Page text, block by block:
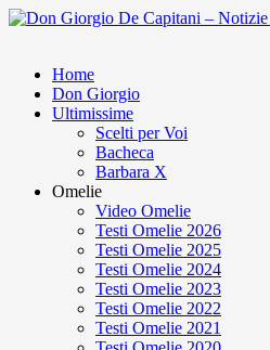
Home
Don Giorgio
Ultimissime
Scelti per Voi
Bacheca
Barbara X
Omelie
Video Omelie
Testi Omelie 2026
Testi Omelie 2025
Testi Omelie 2024
Testi Omelie 2023
Testi Omelie 2022
Testi Omelie 2021